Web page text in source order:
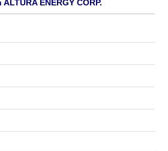
ENERGY CORP.